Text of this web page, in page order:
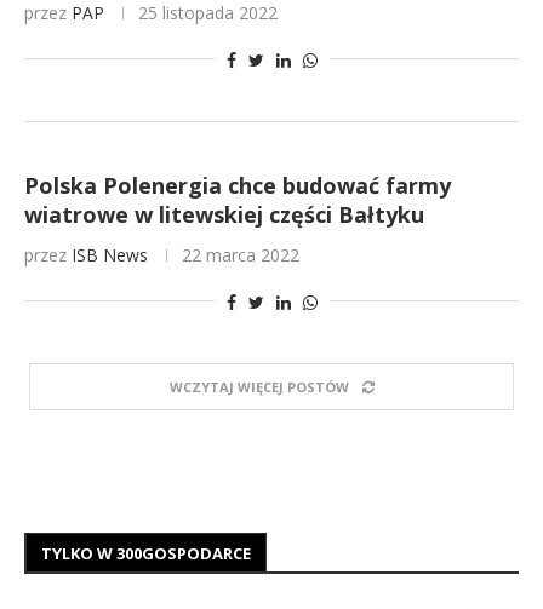
przez PAP 25 listopada 2022
Polska Polenergia chce budować farmy
wiatrowe w litewskiej części Bałtyku
przez ISB News 22 marca 2022
WCZYTAJ WIĘCEJ POSTÓW
TYLKO W 300GOSPODARCE